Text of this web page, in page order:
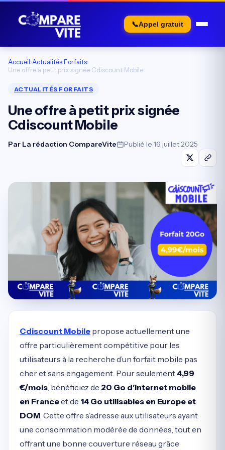
📞Appel gratuit
Accueil›Actualités Forfaits›
Une offre à petit prix signée Cdiscount Mobile
ACTUALITÉS FORFAITS
Une offre à petit prix signée
Cdiscount Mobile
Par La rédaction CompareVite Publié le 16 juillet 2025
Cdiscount Mobile propose actuellement une
offre particulièrement compétitive pour les
utilisateurs à la recherche d’un forfait mobile pas
cher et sans engagement. Pour seulement4,99
€/mois , bénéficiez de 20 Go d’internet mobile
en Franceet de 14 Go utilisables en Europe et
DOM . Cette offre s’adresse aux utilisateurs ayant
une consommation modérée de données, tout en
offrant une bonne couverture réseau grâce